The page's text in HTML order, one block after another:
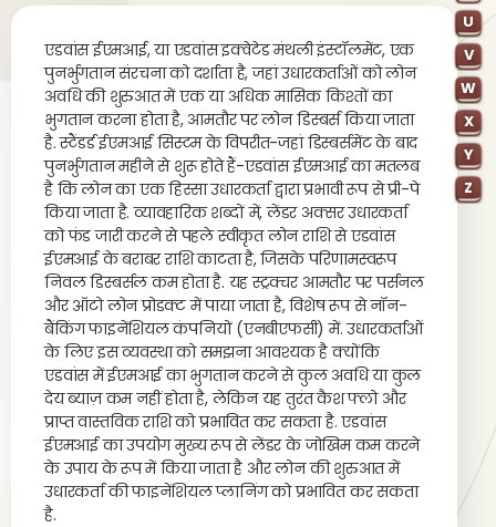
U
V
W
X
Y
Z
एडवांस ईएमआई, या एडवांस इक्वेटेड मंथली इंस्टॉलमेंट, एक
पुनर्भुगतान संरचना को दर्शाता है, जहां उधारकर्ताओं को लोन
अवधि की शुरुआत में एक या अधिक मासिक किश्तों का
भुगतान करना होता है, आमतौर पर लोन डिस्बर्स किया जाता
है. स्टैंडर्ड ईएमआई सिस्टम के विपरीत-जहां डिस्बर्समेंट के बाद
पुनर्भुगतान महीने से शुरू होते हैं-एडवांस ईएमआई का मतलब
है कि लोन का एक हिस्सा उधारकर्ता द्वारा प्रभावी रूप से प्री-पे
किया जाता है. व्यावहारिक शब्दों में, लेंडर अक्सर उधारकर्ता
को फंड जारी करने से पहले स्वीकृत लोन राशि से एडवांस
ईएमआई के बराबर राशि काटता है, जिसके परिणामस्वरूप
निवल डिस्बर्सल कम होता है. यह स्ट्रक्चर आमतौर पर पर्सनल
और ऑटो लोन प्रोडक्ट में पाया जाता है, विशेष रूप से नॉन-
बैंकिंग फाइनेंशियल कंपनियों (एनबीएफसी) में. उधारकर्ताओं
के लिए इस व्यवस्था को समझना आवश्यक है क्योंकि
एडवांस में ईएमआई का भुगतान करने से कुल अवधि या कुल
देय ब्याज़ कम नहीं होता है, लेकिन यह तुरंत कैश फ्लो और
प्राप्त वास्तविक राशि को प्रभावित कर सकता है. एडवांस
ईएमआई का उपयोग मुख्य रूप से लेंडर के जोखिम कम करने
के उपाय के रूप में किया जाता है और लोन की शुरुआत में
उधारकर्ता की फाइनेंशियल प्लानिंग को प्रभावित कर सकता
है.